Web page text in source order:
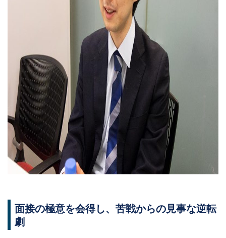
面接の極意を会得し、苦戦からの見事な逆転
劇